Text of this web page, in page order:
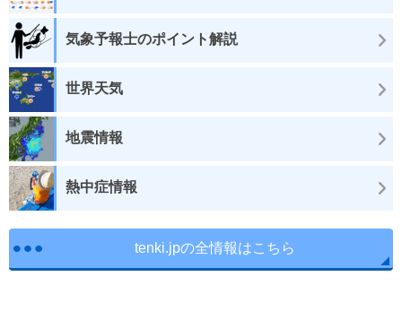
気象予報士のポイント解説
世界天気
地震情報
熱中症情報
tenki.jpの全情報はこちら